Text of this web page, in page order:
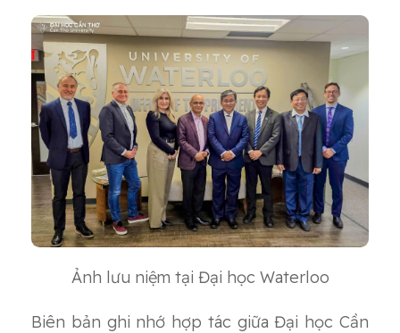
Ảnh lưu niệm tại Đại học Waterloo
Biên bản ghi nhớ hợp tác giữa Đại học Cần